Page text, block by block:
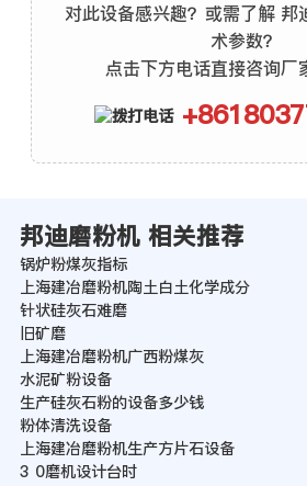
对此设备感兴趣？或需了解 邦
术参数？
点击下方电话直接咨询厂
邦迪磨粉机 相关推荐
锅炉粉煤灰指标
上海建冶磨粉机陶土白土化学成分
针状硅灰石难磨
旧矿磨
上海建冶磨粉机广西粉煤灰
水泥矿粉设备
生产硅灰石粉的设备多少钱
粉体清洗设备
上海建冶磨粉机生产方片石设备
3 0磨机设计台时